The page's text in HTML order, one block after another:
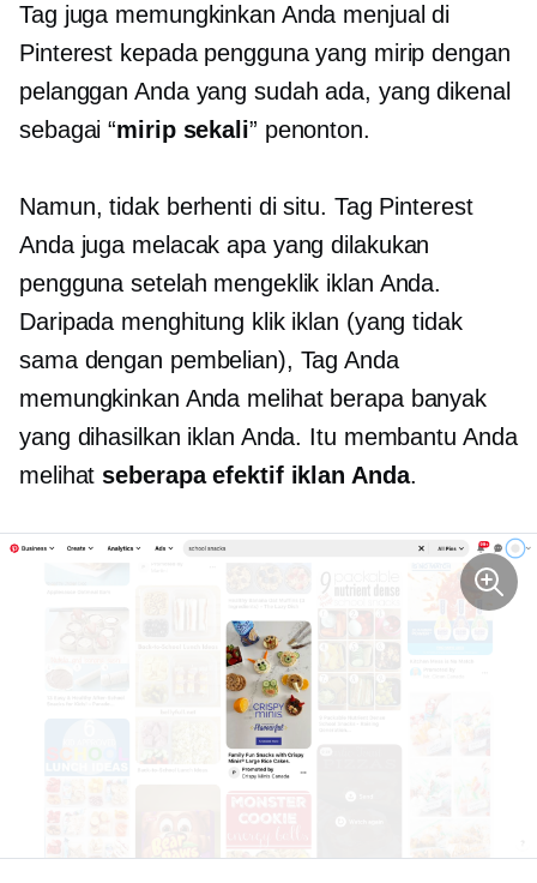
Tag juga memungkinkan Anda menjual di
Pinterest kepada pengguna yang mirip dengan
pelanggan Anda yang sudah ada, yang dikenal
sebagai “mirip sekali” penonton.
Namun, tidak berhenti di situ. Tag Pinterest
Anda juga melacak apa yang dilakukan
pengguna setelah mengeklik iklan Anda.
Daripada menghitung klik iklan (yang tidak
sama dengan pembelian), Tag Anda
memungkinkan Anda melihat berapa banyak
yang dihasilkan iklan Anda. Itu membantu Anda
melihatseberapa efektif iklan Anda.